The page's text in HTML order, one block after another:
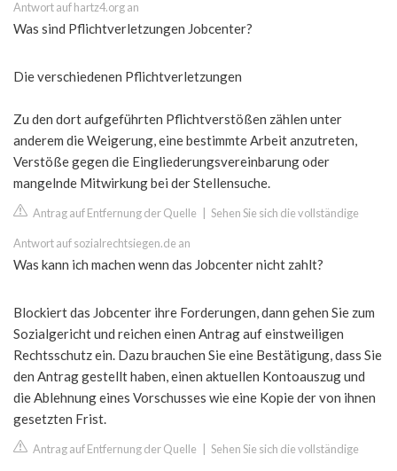
Antwort auf hartz4.org an
Was sind Pflichtverletzungen Jobcenter?
Die verschiedenen Pflichtverletzungen
Zu den dort aufgeführten Pflichtverstößen zählen unter
anderem die Weigerung, eine bestimmte Arbeit anzutreten,
Verstöße gegen die Eingliederungsvereinbarung oder
mangelnde Mitwirkung bei der Stellensuche.
Antrag auf Entfernung der Quelle Sehen Sie sich die vollständige
Antwort auf sozialrechtsiegen.de an
Was kann ich machen wenn das Jobcenter nicht zahlt?
Blockiert das Jobcenter ihre Forderungen, dann gehen Sie zum
Sozialgericht und reichen einen Antrag auf einstweiligen
Rechtsschutz ein. Dazu brauchen Sie eine Bestätigung, dass Sie
den Antrag gestellt haben, einen aktuellen Kontoauszug und
die Ablehnung eines Vorschusses wie eine Kopie der von ihnen
gesetzten Frist.
Antrag auf Entfernung der Quelle Sehen Sie sich die vollständige